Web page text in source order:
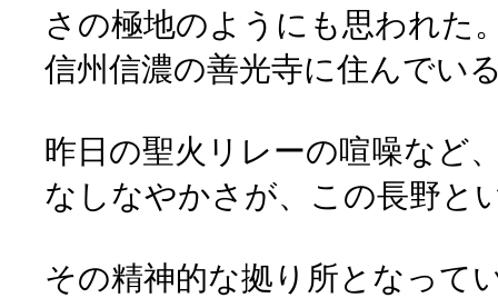
さの極地のようにも思われた
信州信濃の善光寺に住んでい
昨日の聖火リレーの喧噪など
なしなやかさが、この長野と
その精神的な拠り所となって